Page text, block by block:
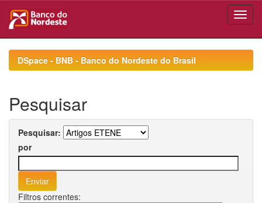
navigationDSpace - BNB - Banco do Nordeste do Brasil
Pesquisar
Pesquisar:
por
Filtros correntes: